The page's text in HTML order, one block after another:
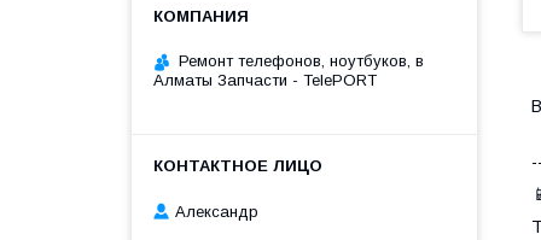
Ремонт телефонов, ноутбуков, в
Алматы Запчасти - TelePORT
Александр